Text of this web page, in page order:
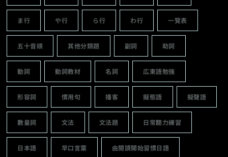
ま行 や行 ら行 わ行 一覽表
五十音順 其他分類題 副詞 助詞
動詞 動詞教材 名詞 広東語勉強
形容詞 慣用句 播客 擬態語 擬聲語
數量詞 文法 文法題 日常聽力練習
日本語 早口言葉 由閱讀開始習慣日語